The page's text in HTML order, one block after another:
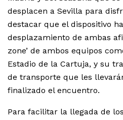
desplacen a Sevilla para
destacar que el dispositivo
desplazamiento de ambas
zone’ de ambos equipos
Estadio de la Cartuja, y su
de transporte que les
finalizado el encuentro.
Para facilitar la llegada de